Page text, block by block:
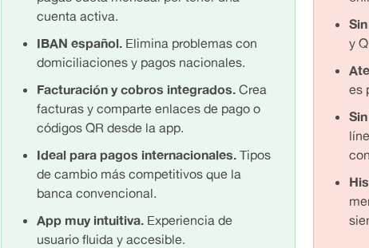
cuenta activa.
IBAN español. Elimina problemas con
domiciliaciones y pagos nacionales.
Facturación y cobros integrados. Crea
facturas y comparte enlaces de pago o
códigos QR desde la app.
Ideal para pagos internacionales. Tipos
de cambio más competitivos que la
banca convencional.
App muy intuitiva. Experiencia de
usuario fluida y accesible.
y
es